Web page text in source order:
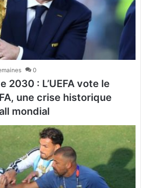
0
2030 : L’UEFA vote le
une crise historique
mondial